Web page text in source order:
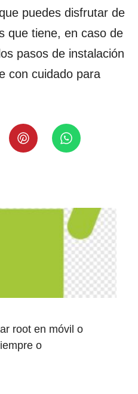
puedes disfrutar de
que tiene, en caso de
pasos de instalación
con cuidado para
root en móvil o
o